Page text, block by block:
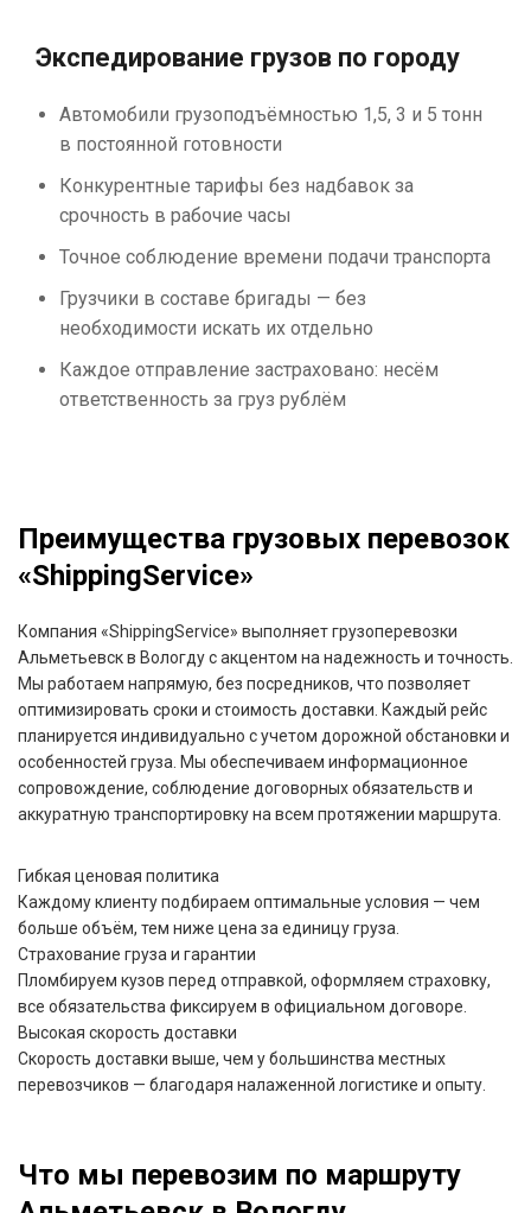
Экспедирование грузов по городу
Автомобили грузоподъёмностью 1,5, 3 и 5 тонн
в постоянной готовности
Конкурентные тарифы без надбавок за
срочность в рабочие часы
Точное соблюдение времени подачи транспорта
Грузчики в составе бригады — без
необходимости искать их отдельно
Каждое отправление застраховано: несём
ответственность за груз рублём
Преимущества грузовых перевозок
«ShippingService»
Компания «ShippingService» выполняет грузоперевозки
Альметьевск в Вологду с акцентом на надежность и точность.
Мы работаем напрямую, без посредников, что позволяет
оптимизировать сроки и стоимость доставки. Каждый рейс
планируется индивидуально с учетом дорожной обстановки и
особенностей груза. Мы обеспечиваем информационное
сопровождение, соблюдение договорных обязательств и
аккуратную транспортировку на всем протяжении маршрута.
Гибкая ценовая политика
Каждому клиенту подбираем оптимальные условия — чем
больше объём, тем ниже цена за единицу груза.
Страхование груза и гарантии
Пломбируем кузов перед отправкой, оформляем страховку,
все обязательства фиксируем в официальном договоре.
Высокая скорость доставки
Скорость доставки выше, чем у большинства местных
перевозчиков — благодаря налаженной логистике и опыту.
Что мы перевозим по маршруту